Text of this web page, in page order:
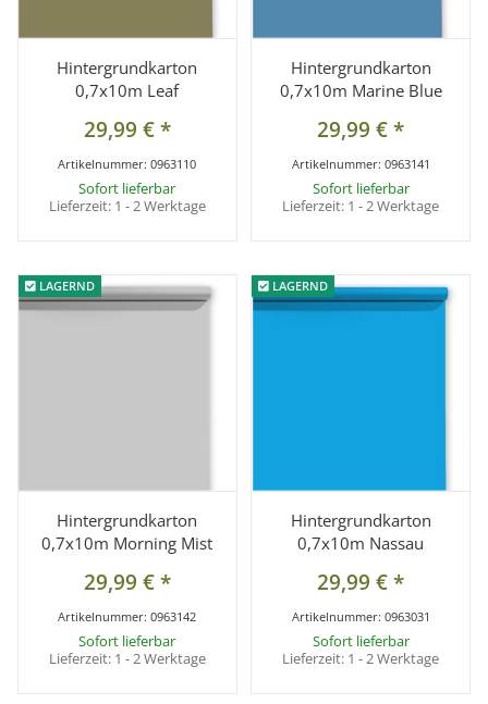
Hintergrundkarton
0,7x10m Leaf
29,99 €*
Artikelnummer:0963110
Sofort lieferbar
Lieferzeit: 1 - 2 Werktage
Hintergrundkarton
0,7x10m Marine Blue
29,99 €*
Artikelnummer: 0963141
Sofort lieferbar
Lieferzeit: 1 - 2 Werktage
LAGERND
LAGERND
Hintergrundkarton
0,7x10m Morning Mist
29,99 €*
Artikelnummer:0963142
Sofort lieferbar
Lieferzeit: 1 - 2 Werktage
LAGERND
LAGERND
Hintergrundkarton
0,7x10m Nassau
29,99 €*
Artikelnummer: 0963031
Sofort lieferbar
Lieferzeit: 1 - 2 Werktage